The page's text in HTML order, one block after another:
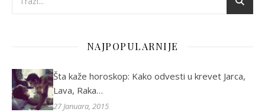
NAJPOPULARNIJE
Šta kaže horoskop: Kako odvesti u krevet Jarca,
Lava, Raka…
27 Januara, 2015